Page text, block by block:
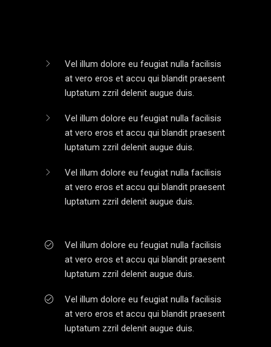
Vel illum dolore eu feugiat nulla facilisis
at vero eros et accu qui blandit praesent
luptatum zzril delenit augue duis.
Vel illum dolore eu feugiat nulla facilisis
at vero eros et accu qui blandit praesent
luptatum zzril delenit augue duis.
Vel illum dolore eu feugiat nulla facilisis
at vero eros et accu qui blandit praesent
luptatum zzril delenit augue duis.
Vel illum dolore eu feugiat nulla facilisis
at vero eros et accu qui blandit praesent
luptatum zzril delenit augue duis.
Vel illum dolore eu feugiat nulla facilisis
at vero eros et accu qui blandit praesent
luptatum zzril delenit augue duis.